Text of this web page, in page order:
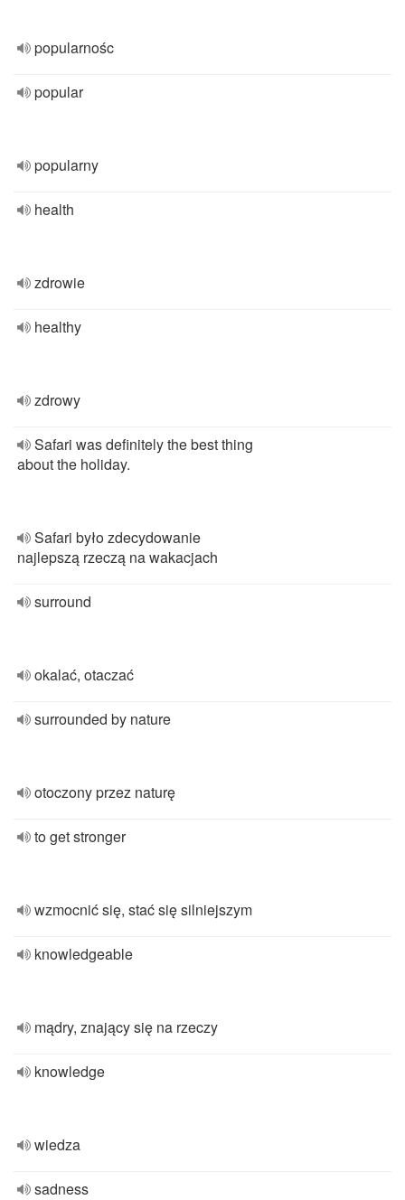
popularnośc
popular
popularny
health
zdrowie
healthy
zdrowy
Safari was definitely the best thing
about the holiday.
Safari było zdecydowanie
najlepszą rzeczą na wakacjach
surround
okalać, otaczać
surrounded by nature
otoczony przez naturę
to get stronger
wzmocnić się, stać się silniejszym
knowledgeable
mądry, znający się na rzeczy
knowledge
wiedza
sadness